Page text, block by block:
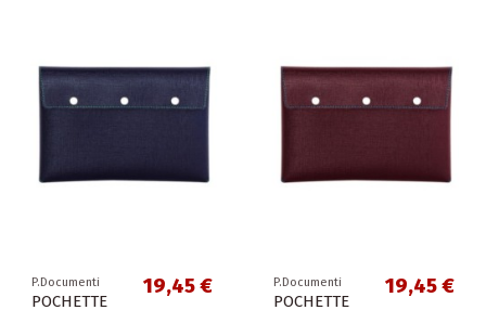
P.Documenti
POCHETTE
19,45 € P.Documenti
POCHETTE
19,45 €